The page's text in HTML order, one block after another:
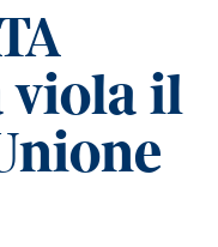
viola il